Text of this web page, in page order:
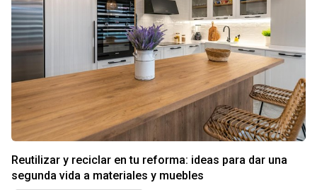
Reutilizar y reciclar en tu reforma: ideas para dar una
segunda vida a materiales y muebles